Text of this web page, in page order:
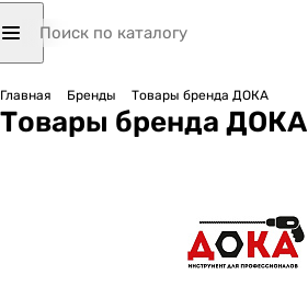
Главная Бренды Товары бренда ДОКА
Товары бренда ДОКА